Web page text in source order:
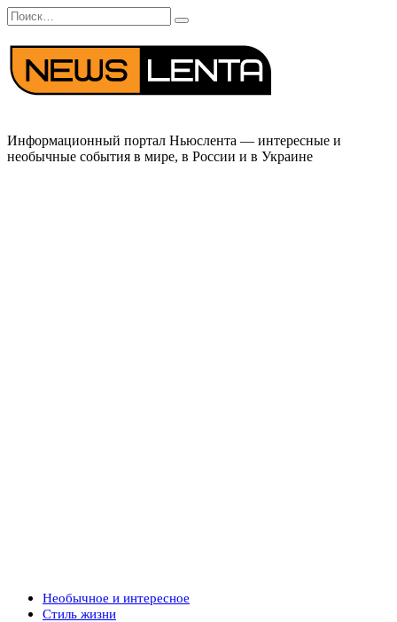
Перейти
к
содержанию
Search
for:
Информационный портал Ньюслента — интересные и
необычные события в мире, в России и в Украине
Необычное и интересное
Стиль жизни